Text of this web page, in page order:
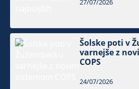
27/07/2026
Šolske poti v
varnejše z
COPS
24/07/2026